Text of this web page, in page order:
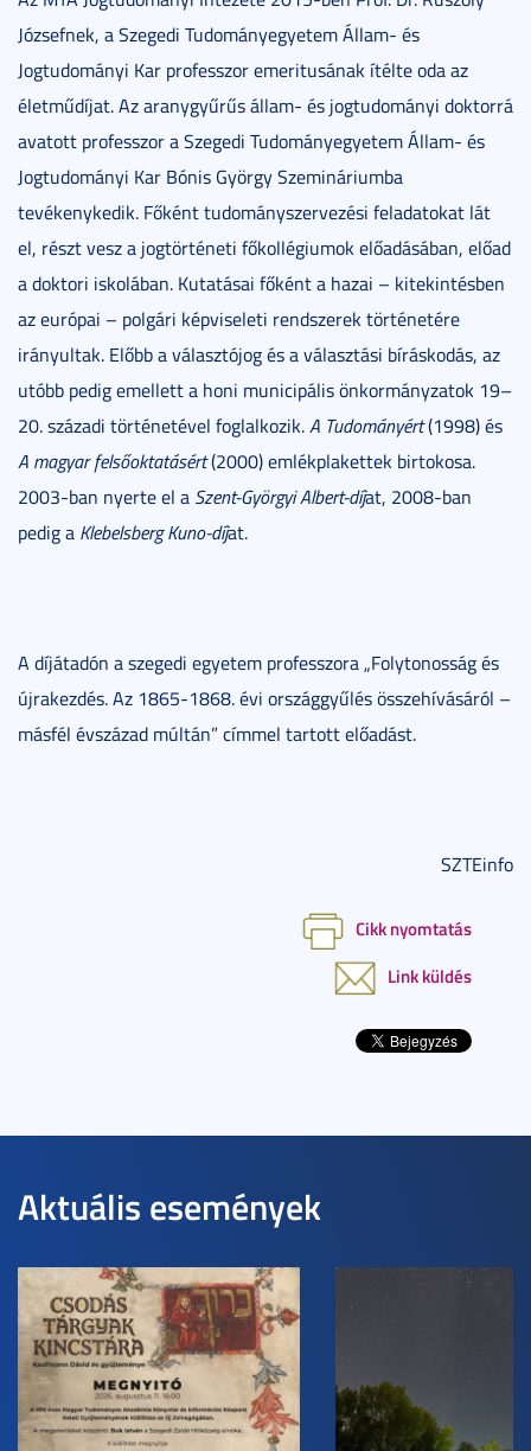
Józsefnek, a Szegedi Tudományegyetem Állam- és
Jogtudományi Kar professzor emeritusának ítélte oda az
életműdíjat. Az aranygyűrűs állam- és jogtudományi doktorrá
avatott professzor a Szegedi Tudományegyetem Állam- és
Jogtudományi Kar Bónis György Szemináriumba
tevékenykedik. Főként tudományszervezési feladatokat lát
el, részt vesz a jogtörténeti főkollégiumok előadásában, előad
a doktori iskolában. Kutatásai főként a hazai – kitekintésben
az európai – polgári képviseleti rendszerek történetére
irányultak. Előbb a választójog és a választási bíráskodás, az
utóbb pedig emellett a honi municipális önkormányzatok 19–
20. századi történetével foglalkozik.A Tudományért(1998) és
A magyar felsőoktatásért(2000) emlékplakettek birtokosa.
2003-ban nyerte el a Szent-Györgyi Albert-díjat, 2008-ban
pedig a Klebelsberg Kuno-díjat.
A díjátadón a szegedi egyetem professzora „Folytonosság és
újrakezdés. Az 1865-1868. évi országgyűlés összehívásáról –
másfél évszázad múltán” címmel tartott előadást.
SZTEinfo
Cikk nyomtatás
Link küldés
Aktuális események